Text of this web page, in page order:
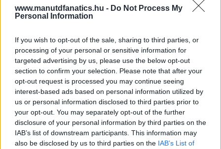
www.manutdfanatics.hu - Do Not Process My
Personal Information
If you wish to opt-out of the sale, sharing to third parties, or
processing of your personal or sensitive information for
targeted advertising by us, please use the below opt-out
section to confirm your selection. Please note that after your
opt-out request is processed you may continue seeing
interest-based ads based on personal information utilized by
us or personal information disclosed to third parties prior to
your opt-out. You may separately opt-out of the further
disclosure of your personal information by third parties on the
IAB’s list of downstream participants. This information may
also be disclosed by us to third parties on the IAB’s List of